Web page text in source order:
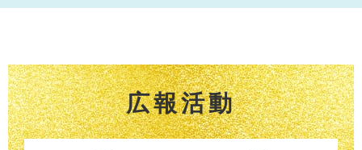
広報活動